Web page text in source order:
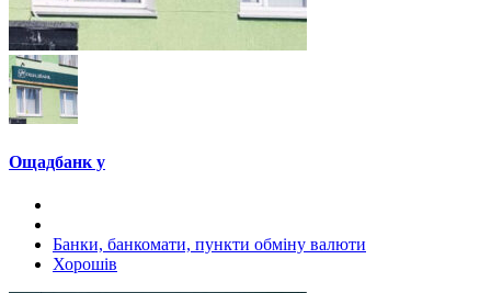
Ощадбанк у
Банки, банкомати, пункти обміну валюти
Хорошів